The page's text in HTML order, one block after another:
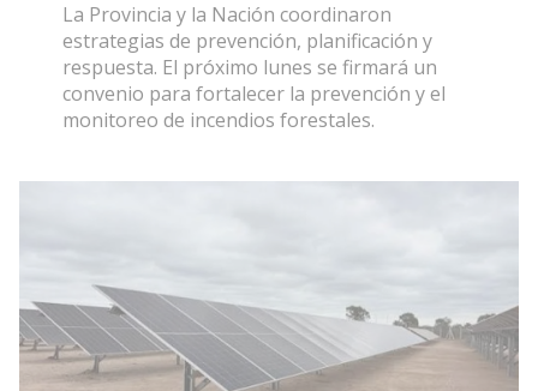
La Provincia y la Nación coordinaron
estrategias de prevención, planificación y
respuesta. El próximo lunes se firmará un
convenio para fortalecer la prevención y el
monitoreo de incendios forestales.